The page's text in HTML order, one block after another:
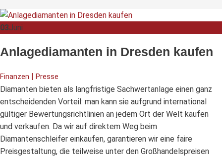
03Juni
Anlagediamanten in Dresden kaufen
Finanzen | Presse
Diamanten bieten als langfristige Sachwertanlage einen ganz
entscheidenden Vorteil: man kann sie aufgrund international
gültiger Bewertungsrichtlinien an jedem Ort der Welt kaufen
und verkaufen. Da wir auf direktem Weg beim
Diamantenschleifer einkaufen, garantieren wir eine faire
Preisgestaltung, die teilweise unter den Großhandelspreisen